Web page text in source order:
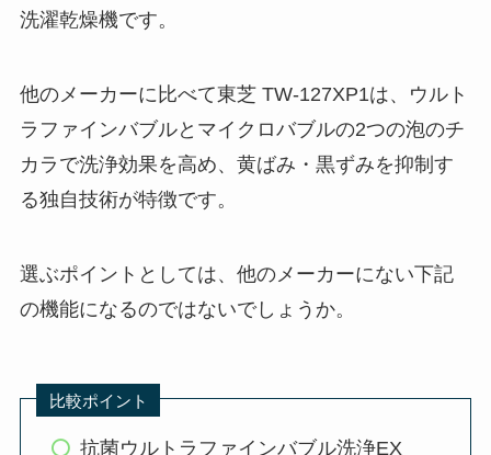
洗濯乾燥機です。
他のメーカーに比べて東芝 TW-127XP1は、ウルト
ラファインバブルとマイクロバブルの2つの泡のチ
カラで洗浄効果を高め、黄ばみ・黒ずみを抑制す
る独自技術が特徴です。
選ぶポイントとしては、他のメーカーにない下記
の機能になるのではないでしょうか。
比較ポイント
抗菌ウルトラファインバブル洗浄EX